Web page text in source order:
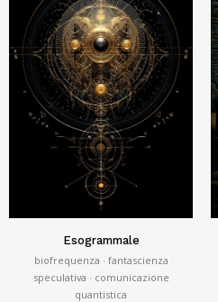
Esogrammale
biofrequenza · fantascienza
speculativa · comunicazione
quantistica